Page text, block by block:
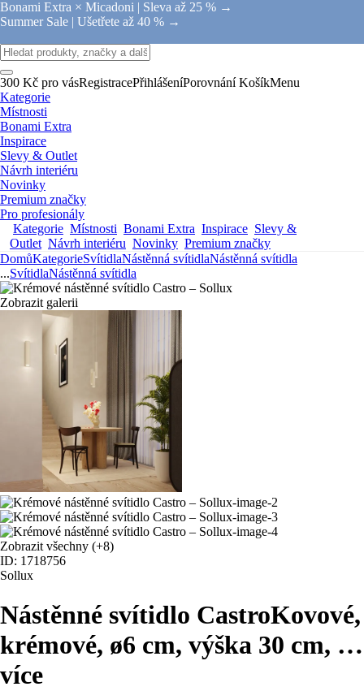
Bonami Extra × Micadoni | Sleva až 25 % →
Summer Sale | Ušetřete až 40 % →
300 Kč pro vásRegistracePřihlášeníPorovnání KošíkMenu
Kategorie
Místnosti
Bonami Extra
Inspirace
Slevy & Outlet
Návrh interiéru
Novinky
Premium značky
Pro profesionály
Kategorie Místnosti Bonami Extra Inspirace Slevy &
Outlet Návrh interiéru Novinky Premium značky
DomůKategorieSvítidlaNástěnná svítidlaNástěnná svítidla
...SvítidlaNástěnná svítidla
Zobrazit galerii
Zobrazit všechny (+8)
ID: 1718756
Sollux
Nástěnné svítidlo CastroKovové,
krémové, ø6 cm, výška 30 cm, …
více